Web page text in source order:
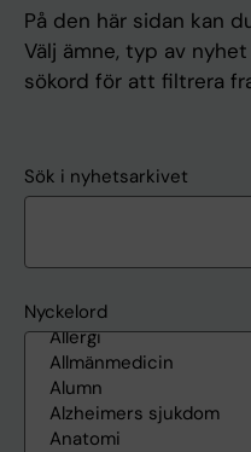
På den här sidan kan
Välj ämne, typ av
sökord för att filtrera
Sök i nyhetsarkivet
Nyckelord